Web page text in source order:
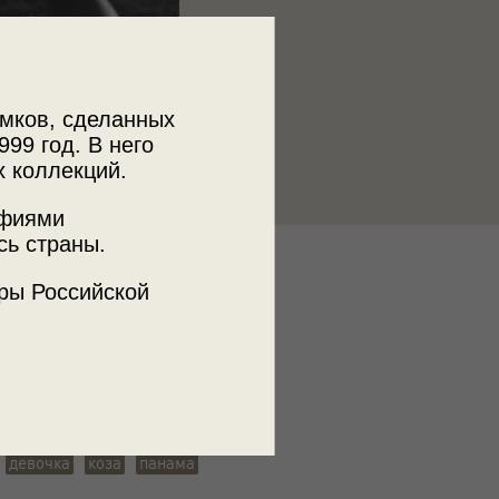
сделанных
год. В него
коллекций.
страны.
Российской
девочка
коза панама